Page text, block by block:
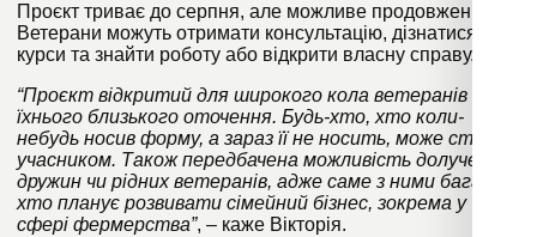
Проєкт триває до серпня, але можливе продовження.
Ветерани можуть отримати консультацію, дізнатися про
курси та знайти роботу або відкрити власну справу.
“Проєкт відкритий для широкого кола ветеранів і
їхнього близького оточення. Будь-хто, хто коли-
небудь носив форму, а зараз її не носить, може стати
учасником. Також передбачена можливість долучення
дружин чи рідних ветеранів, адже саме з ними багато
хто планує розвивати сімейний бізнес, зокрема у
сфері фермерства”, – каже Вікторія.